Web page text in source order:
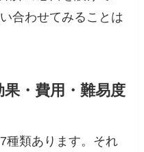
合わせてみることは
・費用・難易度
種類あります。それ